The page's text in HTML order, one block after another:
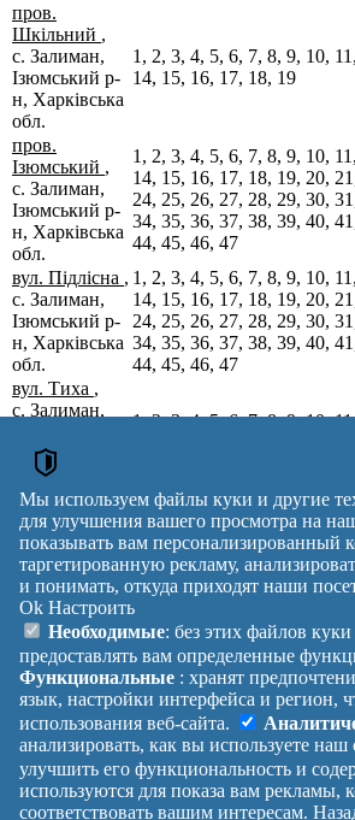
Почтовые индексы Украины. Обновлено
пров.
Шкільний ,
с. Залиман,
Ізюмський р-
н, Харківська
обл.
1, 2, 3, 4, 5, 6, 7, 8, 9, 10,
14, 15, 16, 17, 18, 19
пров.
Ізюмський ,
с. Залиман,
Ізюмський р-
н, Харківська
обл.
1, 2, 3, 4, 5, 6, 7, 8, 9, 10,
14, 15, 16, 17, 18, 19, 20,
24, 25, 26, 27, 28, 29, 30,
34, 35, 36, 37, 38, 39, 40,
44, 45, 46, 47
вул. Підлісна ,
с. Залиман,
Ізюмський р-
н, Харківська
обл.
1, 2, 3, 4, 5, 6, 7, 8, 9, 10,
14, 15, 16, 17, 18, 19, 20,
24, 25, 26, 27, 28, 29, 30,
34, 35, 36, 37, 38, 39, 40,
44, 45, 46, 47
вул. Тиха ,
с. Залиман,
н, Харківська
обл.
1, 2, 3, 4, 5, 6, 7, 8, 9, 10,
Вулиця № будинків
reklama
Правила
Помощь
Платные
услуги
Политика
Манифест
О проекте
Мы используем файлы куки и другие
для улучшения вашего просмотра на
показывать вам персонализированный
таргетированную рекламу,
и понимать, откуда приходят наши
Ok Настроить
Необходимые: без этих файлов
предоставлять вам определенные
Функциональные : хранят
язык, настройки интерфейса и регион,
использования веб-сайта.
анализировать, как вы используете
улучшить его функциональность и
используются для показа вам рекламы,
соответствовать вашим интересам.